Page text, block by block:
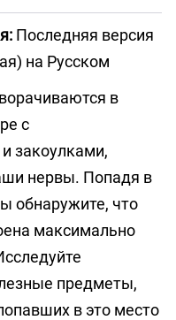
Последняя версия
на Русском
в
с
закоулками,
нервы. Попадя в
обнаружите, что
максимально
предметы,
в это место